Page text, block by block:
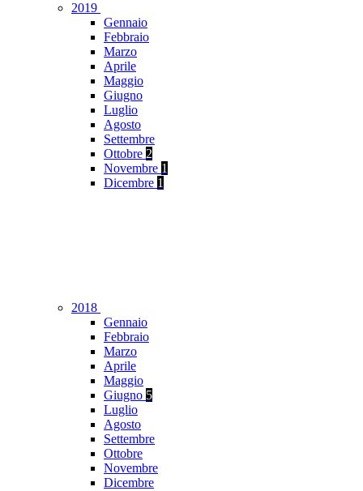
2019
Gennaio
Febbraio
Marzo
Aprile
Maggio
Giugno
Luglio
Agosto
Settembre
Ottobre 2
Novembre 1
Dicembre 1
2018
Gennaio
Febbraio
Marzo
Aprile
Maggio
Giugno 5
Luglio
Agosto
Settembre
Ottobre
Novembre
Dicembre